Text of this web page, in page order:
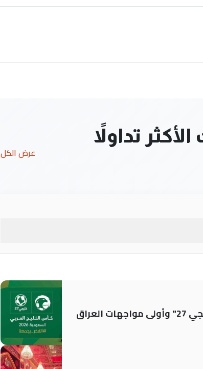
تداولاً
عرض الكل